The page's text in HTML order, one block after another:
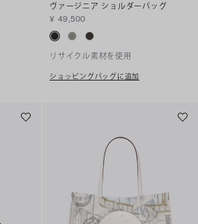
ヴァージニア ショルダーバッグ
¥ 49,500
リサイクル素材を使用
ショッピングバッグに追加